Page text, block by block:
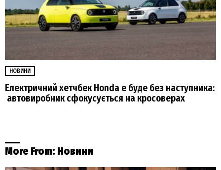
НОВИНИ
Електричний хетчбек Honda e буде без наступника:
автовиробник сфокусується на кросоверах
More From: Новини